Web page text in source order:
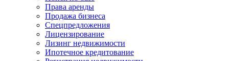
Права аренды
Продажа бизнеса
Спецпредложения
Лицензирование
Лизинг недвижимости
Ипотечное кредитование